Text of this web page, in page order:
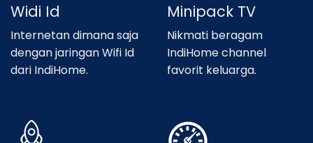
Widi Id
Internetan dimana saja
dengan jaringan Wifi Id
dari IndiHome.
Minipack TV
Nikmati beragam
IndiHome channel
favorit keluarga.